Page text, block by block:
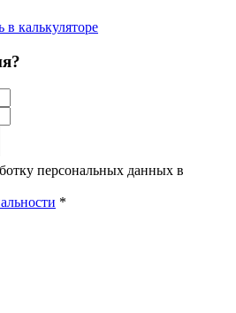
в калькуляторе
персональных данных в
*